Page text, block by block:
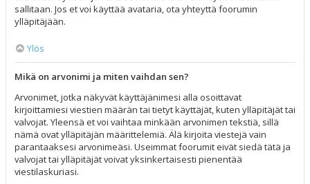
sallitaan. Jos et voi käyttää avataria, ota yhteyttä foorumin
ylläpitäjään.
Ylös
Mikä on arvonimi ja miten vaihdan sen?
Arvonimet, jotka näkyvät käyttäjänimesi alla osoittavat
kirjoittamiesi viestien määrän tai tietyt käyttäjät, kuten ylläpitäjät tai
valvojat. Yleensä et voi vaihtaa minkään arvonimen tekstiä, sillä
nämä ovat ylläpitäjän määrittelemiä. Älä kirjoita viestejä vain
parantaaksesi arvonimeäsi. Useimmat foorumit eivät siedä tätä ja
valvojat tai ylläpitäjät voivat yksinkertaisesti pienentää
viestilaskuriasi.